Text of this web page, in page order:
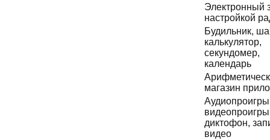
Электронный
настройкой
Будильник,
калькулятор,
секундомер,
календарь
магазин
диктофон,
видео